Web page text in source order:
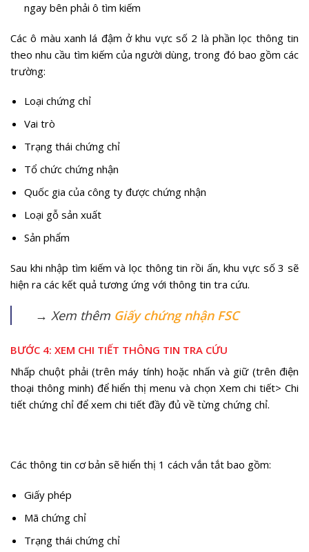
ngay bên phải ô tìm kiếm
Các ô màu xanh lá đậm ở khu vực số 2 là phần lọc thông tin
theo nhu cầu tìm kiếm của người dùng, trong đó bao gồm các
trường:
Loại chứng chỉ
Vai trò
Trạng thái chứng chỉ
Tổ chức chứng nhận
Quốc gia của công ty được chứng nhận
Loại gỗ sản xuất
Sản phẩm
Sau khi nhập tìm kiếm và lọc thông tin rồi ấn, khu vực số 3 sẽ
hiện ra các kết quả tương ứng với thông tin tra cứu.
→ Xem thêm Giấy chứng nhận FSC
BƯỚC 4: XEM CHI TIẾT THÔNG TIN TRA CỨU
Nhấp chuột phải (trên máy tính) hoặc nhấn và giữ (trên điện
thoại thông minh) để hiển thị menu và chọn Xem chi tiết> Chi
tiết chứng chỉ để xem chi tiết đầy đủ về từng chứng chỉ.
Các thông tin cơ bản sẽ hiển thị 1 cách vắn tắt bao gồm:
Giấy phép
Mã chứng chỉ
Trạng thái chứng chỉ